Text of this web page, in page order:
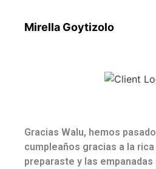
Mirella Goytizolo
Gracias Walu, hemos
cumpleaños gracias a la
preparaste y las